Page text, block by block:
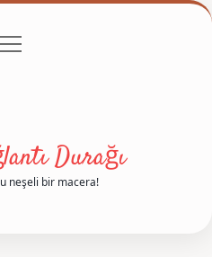
menüyü
Durağı
neşeli bir macera!